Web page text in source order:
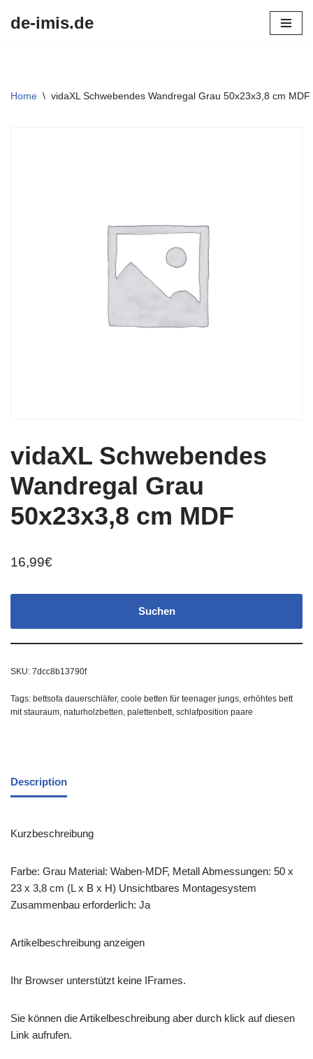
de-imis.de
Home \ vidaXL Schwebendes Wandregal Grau 50x23x3,8 cm MDF
vidaXL Schwebendes
Wandregal Grau
50x23x3,8 cm MDF
16,99€
Suchen
SKU: 7dcc8b13790f
Tags: bettsofa dauerschläfer, coole betten für teenager jungs, erhöhtes bett
mit stauraum, naturholzbetten, palettenbett, schlafposition paare
Description
Kurzbeschreibung
Farbe: Grau Material: Waben-MDF, Metall Abmessungen: 50 x
23 x 3,8 cm (L x B x H) Unsichtbares Montagesystem
Zusammenbau erforderlich: Ja
Artikelbeschreibung anzeigen
Ihr Browser unterstützt keine IFrames.
Sie können die Artikelbeschreibung aber durch klick auf diesen
Link aufrufen.